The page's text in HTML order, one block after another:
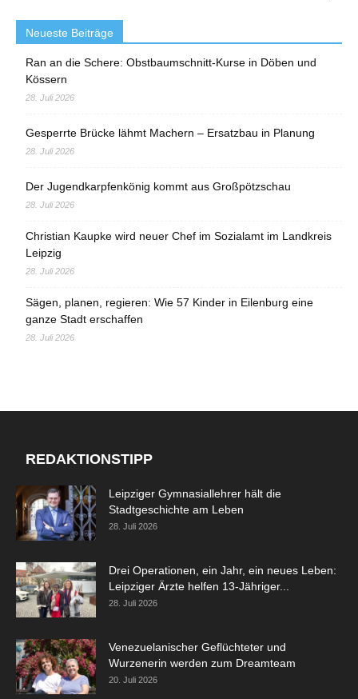
Neueste Beiträge
Ran an die Schere: Obstbaumschnitt-Kurse in Döben und
Kössern
28. Juli 2026
Gesperrte Brücke lähmt Machern – Ersatzbau in Planung
28. Juli 2026
Der Jugendkarpfenkönig kommt aus Großpötzschau
28. Juli 2026
Christian Kaupke wird neuer Chef im Sozialamt im Landkreis
Leipzig
28. Juli 2026
Sägen, planen, regieren: Wie 57 Kinder in Eilenburg eine
ganze Stadt erschaffen
28. Juli 2026
REDAKTIONSTIPP
Leipziger Gymnasiallehrer hält die
Stadtgeschichte am Leben
28. Juli 2026
Drei Operationen, ein Jahr, ein neues Leben:
Leipziger Ärzte helfen 13-Jähriger...
28. Juli 2026
Venezuelanischer Geflüchteter und
Wurzenerin werden zum Dreamteam
20. Juli 2026